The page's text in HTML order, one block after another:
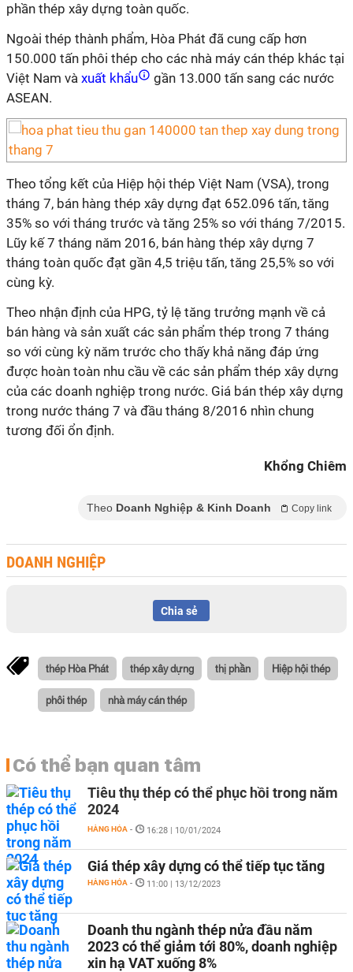
phần thép xây dựng toàn quốc.
Ngoài thép thành phẩm, Hòa Phát đã cung cấp hơn
150.000 tấn phôi thép cho các nhà máy cán thép khác tại
Việt Nam và xuất khẩu
gần 13.000 tấn sang các nước
ASEAN.
Theo tổng kết của Hiệp hội thép Việt Nam (VSA), trong
tháng 7, bán hàng thép xây dựng đạt 652.096 tấn, tăng
35% so với tháng trước và tăng 25% so với tháng 7/2015.
Lũy kế 7 tháng năm 2016, bán hàng thép xây dựng 7
tháng toàn quốc đạt gần 4,5 triệu tấn, tăng 25,5% so với
cùng kỳ.
Theo nhận định của HPG, tỷ lệ tăng trưởng mạnh về cả
bán hàng và sản xuất các sản phẩm thép trong 7 tháng
so với cùng kỳ năm trước cho thấy khả năng đáp ứng
được hoàn toàn nhu cầu về các sản phẩm thép xây dựng
của các doanh nghiệp trong nước. Giá bán thép xây dựng
trong nước tháng 7 và đầu tháng 8/2016 nhìn chung
tương đối ổn định.
Khổng Chiêm
Theo Doanh Nghiệp & Kinh Doanh Copy link
DOANH NGHIỆP
Chia sẻ
thép Hòa Phát thép xây dựng thị phần Hiệp hội thép
phôi thép nhà máy cán thép
Có thể bạn quan tâm
Tiêu thụ thép có thể phục hồi trong năm
2024
HÀNG HÓA - 16:28 | 10/01/2024
Giá thép xây dựng có thể tiếp tục tăng
HÀNG HÓA - 11:00 | 13/12/2023
Doanh thu ngành thép nửa đầu năm
2023 có thể giảm tới 80%, doanh nghiệp
xin hạ VAT xuống 8%